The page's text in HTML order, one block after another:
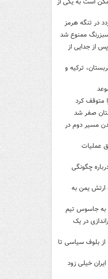
است به یکی از
در تنگه هرمز
سبزرنگ ممنوع شد
از جدایی از
ترکیه و
متوقف کرد
صفر شد
مسیر دوم در
عملیات
چگونگی
یمن به
به جاسوس تیم
در یک
بلوف سیاسی تا
خیلی زود